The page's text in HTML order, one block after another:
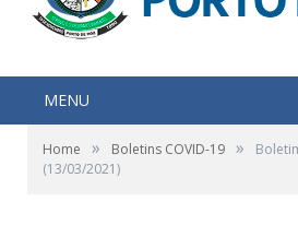
MENU
Home » Boletins COVID-19 »
(13/03/2021)